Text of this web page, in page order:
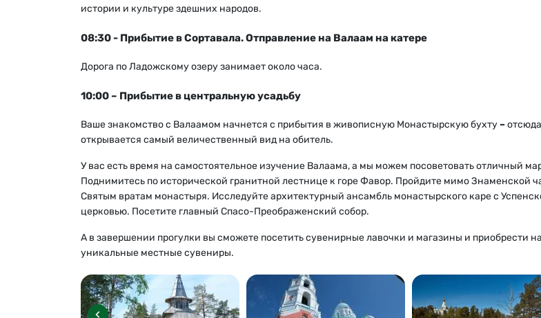
истории и культуре здешних народов.
08:30 - Прибытие в Сортавала. Отправление на Валаам на катере
Дорога по Ладожскому озеру занимает около часа.
10:00 – Прибытие в центральную усадьбу
Ваше знакомство с Валаамом начнется с прибытия в живописную Монастырскую бухту–отсюда
открывается самый величественный вид на обитель.
У вас есть время на самостоятельное изучение Валаама, а мы можем посоветовать отличный
Поднимитесь по исторической гранитной лестнице к горе Фавор. Пройдите мимо Знаменской
Святым вратам монастыря. Исследуйте архитектурный ансамбль монастырского каре с
церковью. Посетите главный Спасо-Преображенский собор.
А в завершении прогулки вы сможете посетить сувенирные лавочки и магазины и приобрести
уникальные местные сувениры.